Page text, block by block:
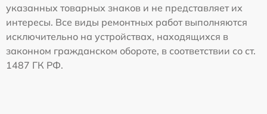
указанных товарных знаков и не представляет их
интересы. Все виды ремонтных работ выполняются
исключительно на устройствах, находящихся в
законном гражданском обороте, в соответствии со ст.
1487 ГК РФ.